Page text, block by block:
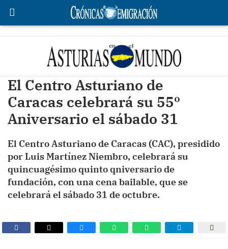
El Centro Asturiano de
Caracas celebrará su 55º
Aniversario el sábado 31
El Centro Asturiano de Caracas (CAC), presidido
por Luis Martínez Niembro, celebrará su
quincuagésimo quinto qniversario de
fundación, con una cena bailable, que se
celebrará el sábado 31 de octubre.